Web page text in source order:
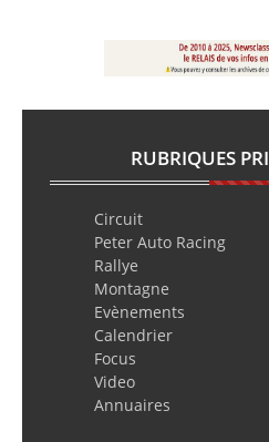
RUBRIQUES
Circuit
Peter Auto Racing
Rallye
Montagne
Evènements
Calendrier
Focus
Video
Annuaires